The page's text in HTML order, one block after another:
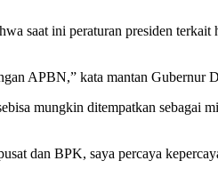
saat ini peraturan presiden terkait
APBN,” kata mantan Gubernur
mungkin ditempatkan sebagai
dan BPK, saya percaya